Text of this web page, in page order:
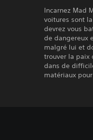
Incarnez Mad
voitures sont
devrez vous
de dangereux
malgré lui et
trouver la paix
dans de
matériaux